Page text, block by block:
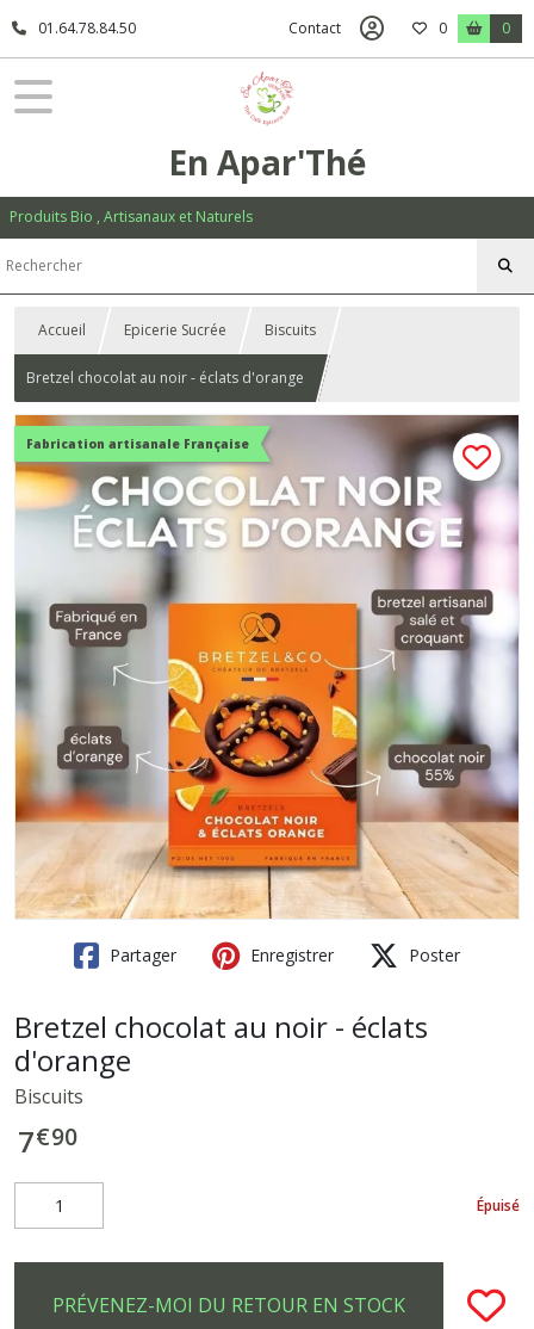
01.64.78.84.50 Contact 0 0
En Apar'Thé
Produits Bio , Artisanaux et Naturels
Accueil Epicerie Sucrée Biscuits
Bretzel chocolat au noir - éclats d'orange
Fabrication artisanale Française
Partager Enregistrer Poster
Bretzel chocolat au noir - éclats
d'orange
Biscuits
7€90
Épuisé
PRÉVENEZ-MOI DU RETOUR EN STOCK